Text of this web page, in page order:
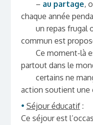
– au partage,
chaque année
un repas frugal
commun est
Ce moment-là
partout dans le
certains ne
action soutient une
• Séjour éducatif:
Ce séjour est